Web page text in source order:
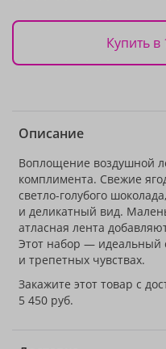
Купить в
Описание
Воплощение воздушной
комплимента. Свежие
светло-голубого
и деликатный вид.
атласная лента
Этот набор — идеальный
и трепетных чувствах.
Закажите этот товар с
5 450 руб.